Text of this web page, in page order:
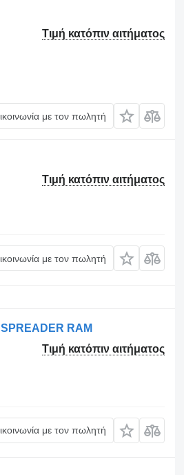
Τιμή κατόπιν αιτήματος
με τον πωλητή
Τιμή κατόπιν αιτήματος
με τον πωλητή
RAM
Τιμή κατόπιν αιτήματος
με τον πωλητή